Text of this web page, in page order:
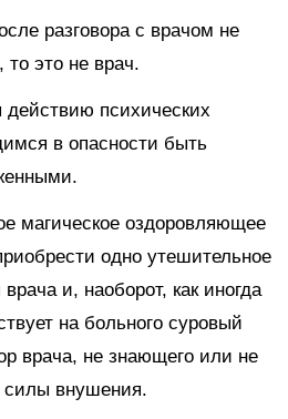
разговора с врачом не
то это не врач.
психических
в опасности быть
магическое оздоровляющее
одно утешительное
и, наоборот, как иногда
на больного суровый
врача, не знающего или не
силы внушения.